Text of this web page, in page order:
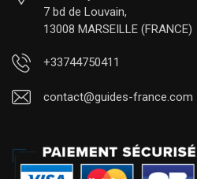
7 bd de Louvain,
13008 MARSEILLE (FRANCE)
+33744750411
contact@guides-france.com